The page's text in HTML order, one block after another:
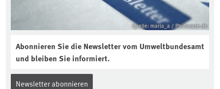
Quelle: maria_a / Photocase.de
Abonnieren Sie die Newsletter vom Umweltbundesamt
und bleiben Sie informiert.
Newsletter abonnieren